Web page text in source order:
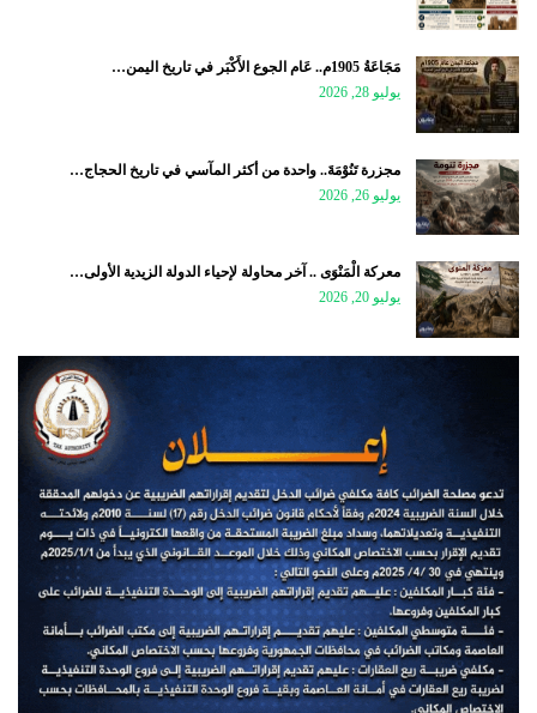
مَجَاعَةُ 1905م.. عَام الجوع الأَكْبَر في تاريخ اليمن…
يوليو 28, 2026
مجزرة تَنُوْمَةَ.. واحدة من أكثر المآسي في تاريخ الحجاج…
يوليو 26, 2026
معركة الْمَنْوَى .. آخر محاولة لإحياء الدولة الزيدية الأولى…
يوليو 20, 2026